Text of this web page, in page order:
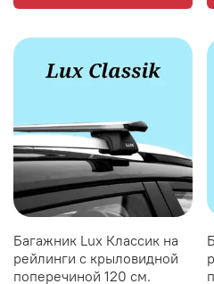
Багажник Lux Классик на
рейлинги с крыловидной
поперечиной 120 см.